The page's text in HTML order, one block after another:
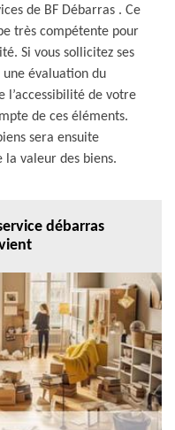
de BF Débarras . Ce
très compétente pour
Si vous sollicitez ses
une évaluation du
l’accessibilité de votre
de ces éléments.
sera ensuite
la valeur des biens.
débarras